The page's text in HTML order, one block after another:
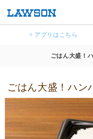
> アプリはこちら
ごはん大盛！
ごはん大盛！ハン